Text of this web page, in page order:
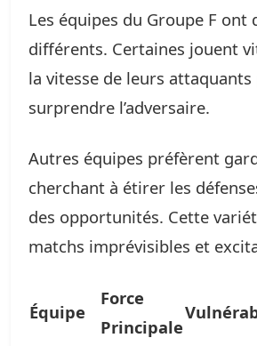
Les équipes du Groupe F ont
différents. Certaines jouent
la vitesse de leurs
surprendre l’adversaire.
Autres équipes préfèrent
cherchant à étirer les
des opportunités. Cette
matchs imprévisibles et
Équipe
Force
Principale